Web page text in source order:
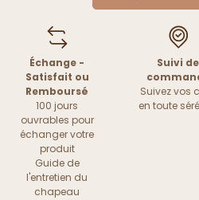
Échange -
Satisfait ou
Remboursé
100 jours
ouvrables pour
échanger votre
produit
Guide de
l'entretien du
chapeau
Suivi de
Suivez vos
en toute